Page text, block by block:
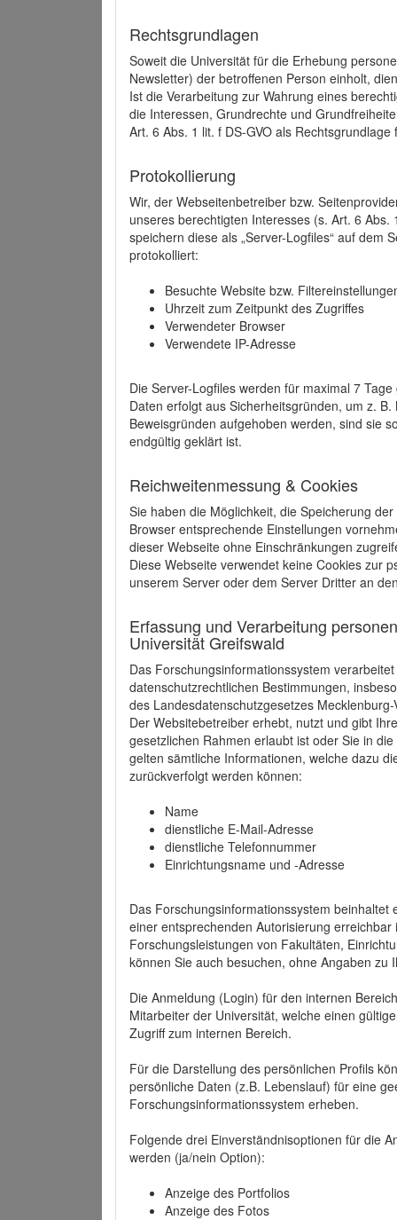
Rechtsgrundlagen
Soweit die Universität für die Erhebung
Newsletter) der betroffenen Person einholt,
Ist die Verarbeitung zur Wahrung eines
die Interessen, Grundrechte und
Art. 6 Abs. 1 lit. f DS-GVO als
Protokollierung
Wir, der Webseitenbetreiber bzw.
unseres berechtigten Interesses (s. Art. 6
speichern diese als „Server-Logfiles“ auf dem
protokolliert:
Besuchte Website bzw.
Uhrzeit zum Zeitpunkt des Zugriffes
Verwendeter Browser
Verwendete IP-Adresse
Die Server-Logfiles werden für maximal 7
Daten erfolgt aus Sicherheitsgründen, um z.
Beweisgründen aufgehoben werden, sind sie
endgültig geklärt ist.
Reichweitenmessung & Cookies
Sie haben die Möglichkeit, die Speicherung
Browser entsprechende Einstellungen
dieser Webseite ohne Einschränkungen
Diese Webseite verwendet keine Cookies zur
unserem Server oder dem Server Dritter an
Erfassung und Verarbeitung
Universität Greifswald
Das Forschungsinformationssystem
datenschutzrechtlichen Bestimmungen,
des Landesdatenschutzgesetzes
Der Websitebetreiber erhebt, nutzt und gibt
gesetzlichen Rahmen erlaubt ist oder Sie in
gelten sämtliche Informationen, welche dazu
zurückverfolgt werden können:
Name
dienstliche E-Mail-Adresse
dienstliche Telefonnummer
Einrichtungsname und -Adresse
Das Forschungsinformationssystem beinhaltet
einer entsprechenden Autorisierung
Forschungsleistungen von Fakultäten,
können Sie auch besuchen, ohne Angaben zu
Die Anmeldung (Login) für den internen
Mitarbeiter der Universität, welche einen
Zugriff zum internen Bereich.
Für die Darstellung des persönlichen Profils
persönliche Daten (z.B. Lebenslauf) für eine
Forschungsinformationssystem erheben.
Folgende drei Einverständnisoptionen für die
werden (ja/nein Option):
Anzeige des Portfolios
Anzeige des Fotos